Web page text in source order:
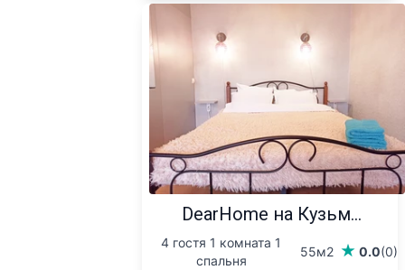
DearHome на Кузьм...
4 гостя 1 комната 1
спальня
55м2 0.0(0)